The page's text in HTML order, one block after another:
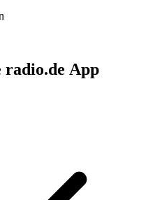
radio.de App